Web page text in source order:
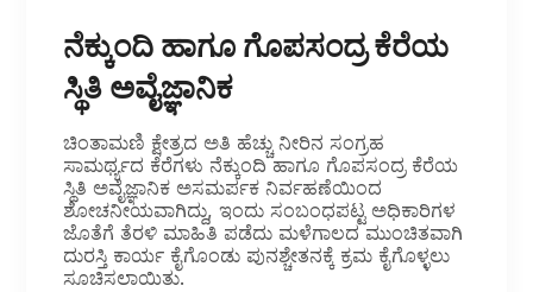
ನೆಕ್ಕುಂದಿ ಹಾಗೂ ಗೊಪಸಂದ್ರ ಕೆರೆಯ
ಸ್ಥಿತಿ ಅವೈಜ್ಞಾನಿಕ
ಚಿಂತಾಮಣಿ ಕ್ಷೇತ್ರದ ಅತಿ ಹೆಚ್ಚು ನೀರಿನ ಸಂಗ್ರಹ
ಸಾಮರ್ಥ್ಯದ ಕೆರೆಗಳು ನೆಕ್ಕುಂದಿ ಹಾಗೂ ಗೊಪಸಂದ್ರ ಕೆರೆಯ
ಸ್ಥಿತಿ ಅವೈಜ್ಞಾನಿಕ ಅಸಮರ್ಪಕ ನಿರ್ವಹಣೆಯಿಂದ
ಶೋಚನೀಯವಾಗಿದ್ದು, ಇಂದು ಸಂಬಂಧಪಟ್ಟ ಅಧಿಕಾರಿಗಳ
ಜೊತೆಗೆ ತೆರಳಿ ಮಾಹಿತಿ ಪಡೆದು ಮಳೆಗಾಲದ ಮುಂಚಿತವಾಗಿ
ದುರಸ್ತಿ ಕಾರ್ಯ ಕೈಗೊಂಡು ಪುನಶ್ಚೇತನಕ್ಕೆ ಕ್ರಮ ಕೈಗೊಳ್ಳಲು
ಸೂಚಿಸಲಾಯಿತು.